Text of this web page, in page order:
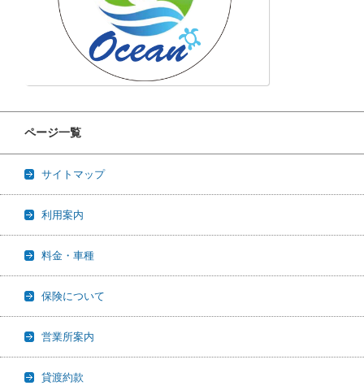
ページ一覧
サイトマップ
利用案内
料金・車種
保険について
営業所案内
貸渡約款